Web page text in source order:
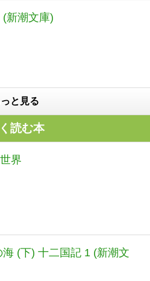
新潮文庫)
っと見る
読む本
界
海 (下) 十二国記 1 (新潮文